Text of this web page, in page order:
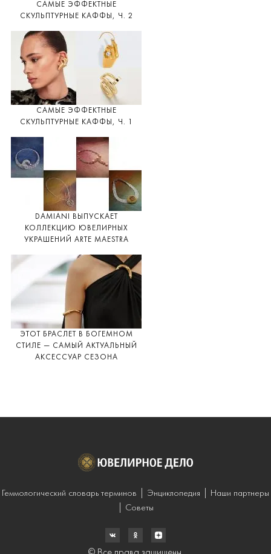
САМЫЕ ЭФФЕКТНЫЕ
СКУЛЬПТУРНЫЕ КАФФЫ, Ч. 2
САМЫЕ ЭФФЕКТНЫЕ
СКУЛЬПТУРНЫЕ КАФФЫ, Ч. 1
DAMIANI ВЫПУСКАЕТ
КОЛЛЕКЦИЮ ЮВЕЛИРНЫХ
УКРАШЕНИЙ ARTE MAESTRA
ЭТОТ БРАСЛЕТ В БОГЕМНОМ
СТИЛЕ — САМЫЙ АКТУАЛЬНЫЙ
АКСЕССУАР СЕЗОНА
Геммологический словарь терминов Энциклопедия
Наши партнеры
Советы